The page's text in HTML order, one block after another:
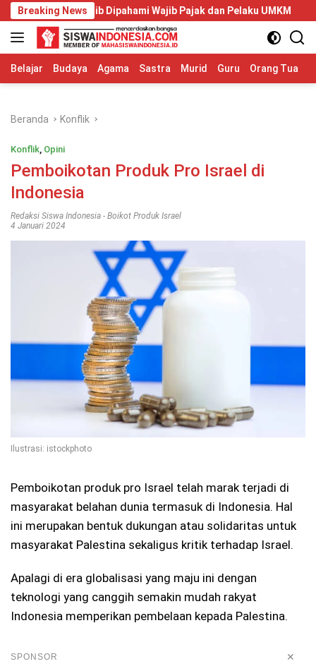
Langsung
ke
konten
Breaking News
Wajib Dipahami Wajib Pajak dan Pelaku UMKM Telkom
Belajar Budaya Agama Sastra Murid Guru Orang Tua
Beranda Konflik
Konflik, Opini
Pemboikotan Produk Pro Israel di
Indonesia
Redaksi Siswa Indonesia - Boikot Produk Israel
4 Januari 2024
Ilustrasi: istockphoto
Pemboikotan produk pro Israel telah marak terjadi di
masyarakat belahan dunia termasuk di Indonesia. Hal
ini merupakan bentuk dukungan atau solidaritas untuk
masyarakat Palestina sekaligus kritik terhadap Israel.
Apalagi di era globalisasi yang maju ini dengan
teknologi yang canggih semakin mudah rakyat
Indonesia memperikan pembelaan kepada Palestina.
SPONSOR ✕